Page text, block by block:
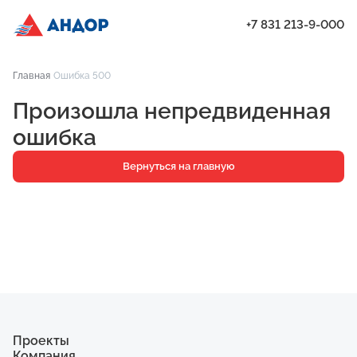
Проекты
Квартиры
Паркинг
Кладовые
+7 831 213-9-000
Главная Ошибка 500
Произошла непредвиденная
ошибка
Вернуться на главную
Проекты